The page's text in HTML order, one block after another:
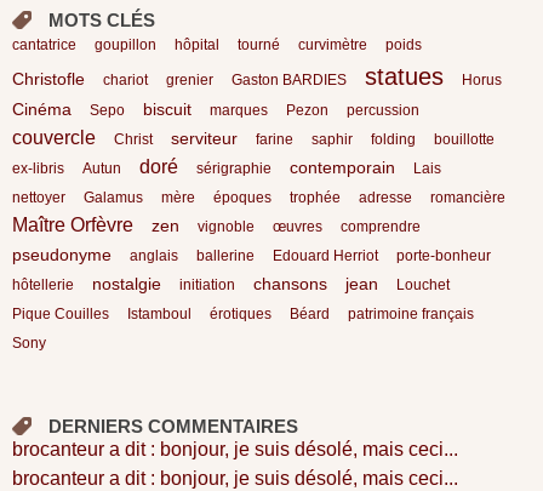
MOTS CLÉS
cantatrice goupillon hôpital tourné curvimètre poids
Christofle chariot grenier Gaston BARDIES statues Horus
Cinéma Sepo biscuit marques Pezon percussion
couvercle Christ serviteur farine saphir folding
bouillotte
ex-libris
Autun doré sérigraphie contemporain
Lais
nettoyer
Galamus mère époques trophée adresse romancière
Maître Orfèvre zen vignoble œuvres comprendre
pseudonyme anglais ballerine Edouard Herriot
porte-bonheur
hôtellerie
nostalgie initiation chansons jean
Louchet
Pique Couilles
Istamboul érotiques Béard
patrimoine français
Sony
DERNIERS COMMENTAIRES
brocanteur a dit : bonjour, je suis désolé, mais ceci...
brocanteur a dit : bonjour, je suis désolé, mais ceci...